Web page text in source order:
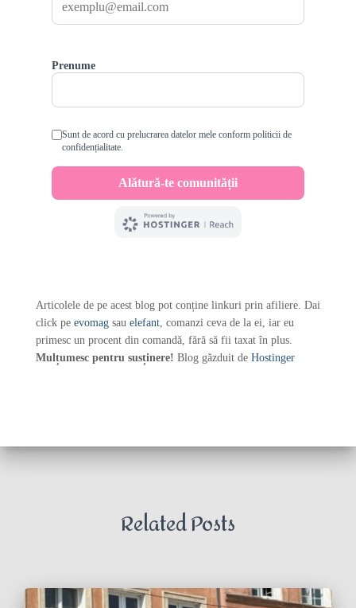
Articolele de pe acest blog pot conține linkuri prin afiliere. Dai
click pe evomag sau elefant, comanzi ceva de la ei, iar eu
primesc un procent din comandă, fără să fii taxat în plus.
Mulțumesc pentru susținere! Blog găzduit de Hostinger
Related Posts